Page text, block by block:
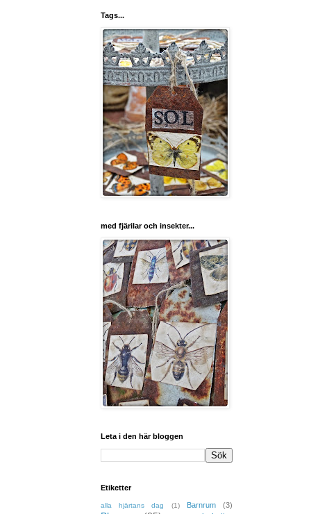
Tags...
med fjärilar och insekter...
Leta i den här bloggen
Etiketter
alla hjärtans dag (1) Barnrum (3)